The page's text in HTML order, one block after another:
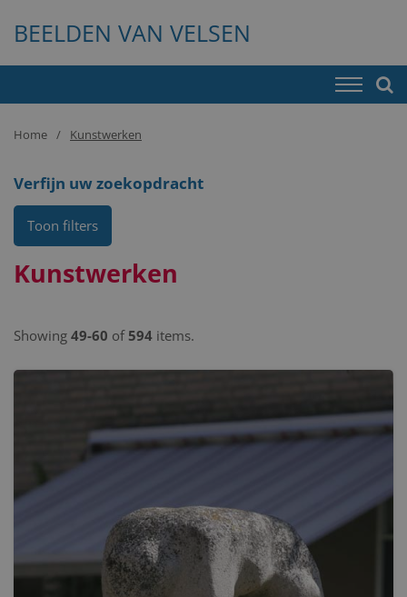
BEELDEN VAN VELSEN
Home Kunstwerken
Kunstwerken
Showing 49-60 of 594 items.
Verfijn uw zoekopdracht
Toon filters